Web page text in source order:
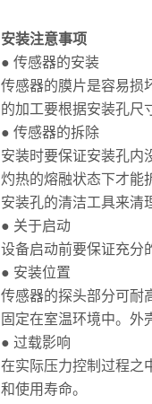
安装注意事项
● 传感器的安装
传感器的膜片是容易损
的加工要根据安装孔尺
● 传感器的拆除
安装时要保证安装孔内
灼热的熔融状态下才能
安装孔的清洁工具来清
● 关于启动
设备启动前要保证充分
● 安装位置
传感器的探头部分可耐
固定在室温环境中。外
● 过载影响
在实际压力控制过程之
和使用寿命。